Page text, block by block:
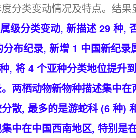
分类变动情况及特点。结
级分类变动, 新描述 29 种,
布纪录, 新增 1 中国新纪
, 将 4 个亚种分类地位提升
两栖动物新物种描述集中
散, 最多的是游蛇科 (6 种)
中在中国西南地区, 特别是